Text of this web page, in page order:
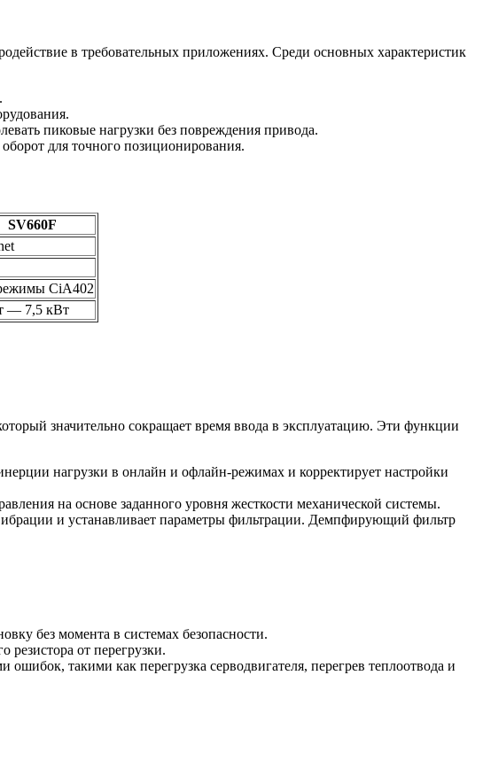
в требовательных приложениях. Среди основных характеристик
пиковые нагрузки без повреждения привода.
для точного позиционирования.
SV660F
CiA402
— 7,5 кВт
значительно сокращает время ввода в эксплуатацию. Эти функции
нагрузки в онлайн и офлайн-режимах и корректирует настройки
на основе заданного уровня жесткости механической системы.
и устанавливает параметры фильтрации. Демпфирующий фильтр
без момента в системах безопасности.
от перегрузки.
такими как перегрузка серводвигателя, перегрев теплоотвода и